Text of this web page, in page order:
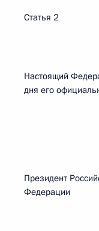
Статья 2
Настоящий
дня его
Президент